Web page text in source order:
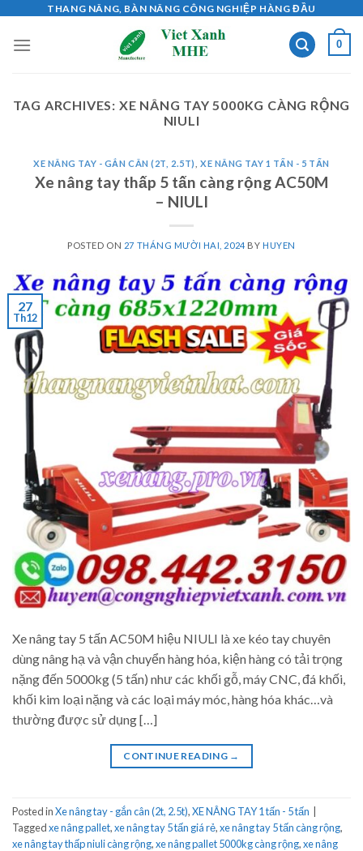
content
THANG NÂNG, BÀN NÂNG CÔNG NGHIỆP HÀNG ĐẦU
0
TAG ARCHIVES: XE NÂNG TAY 5000KG CÀNG RỘNG
NIULI
XE NÂNG TAY - GẮN CÂN (2T, 2.5T) ,XE NÂNG TAY 1 TẤN - 5 TẤN
Xe nâng tay thấp 5 tấn càng rộng AC50M
– NIULI
POSTED ON 27 THÁNG MƯỜI HAI, 2024 BY HUYEN
27
Th12
Xe nâng tay 5 tấn AC50M hiệu NIULI là xe kéo tay chuyên
dùng nâng hạ và vận chuyển hàng hóa, kiện hàng có tải trọng
nặng đến 5000kg (5 tấn) như các khối gỗ, máy CNC, đá khối,
khối kim loại nặng và các loại máy móc, hàng hóa khác…và
thường được sử dụng […]
CONTINUE READING →
Posted inXe nâng tay - gắn cân (2t, 2.5t),XE NÂNG TAY 1 tấn - 5 tấn
Taggedxe nâng pallet,xe nâng tay 5 tấn giá rẻ,xe nâng tay 5 tấn càng rộng,
xe nâng tay thấp niuli càng rộng,xe nâng pallet 5000kg càng rộng,xe nâng